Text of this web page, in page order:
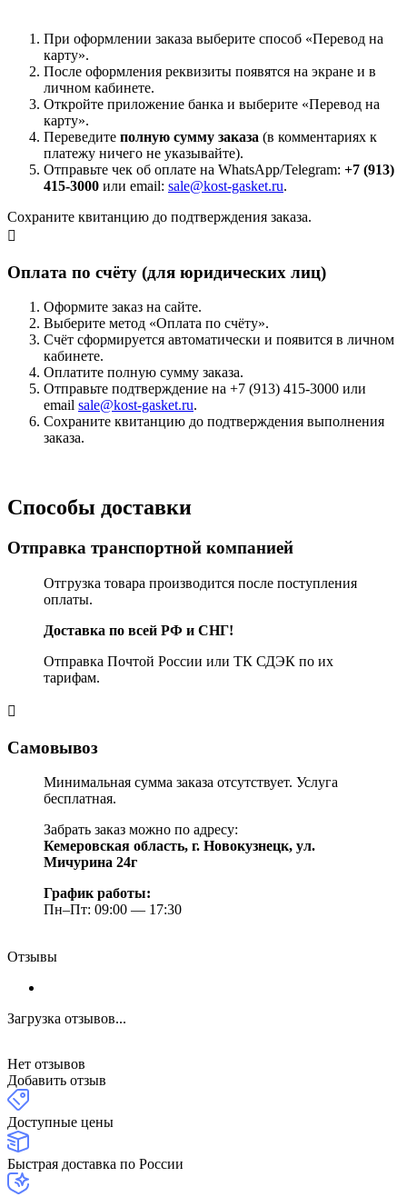
При оформлении заказа выберите способ «Перевод на
карту».
После оформления реквизиты появятся на экране и в
личном кабинете.
Откройте приложение банка и выберите «Перевод на
карту».
Переведите полную сумму заказа (в комментариях к
платежу ничего не указывайте).
Отправьте чек об оплате на WhatsApp/Telegram: +7 (913)
415-3000 или email: sale@kost-gasket.ru.
Сохраните квитанцию до подтверждения заказа.
Оплата по счёту (для юридических лиц)
Оформите заказ на сайте.
Выберите метод «Оплата по счёту».
Счёт сформируется автоматически и появится в личном
кабинете.
Оплатите полную сумму заказа.
Отправьте подтверждение на +7 (913) 415-3000 или
email sale@kost-gasket.ru.
Сохраните квитанцию до подтверждения выполнения
заказа.
Способы доставки
Отправка транспортной компанией
Отгрузка товара производится после поступления
оплаты.
Доставка по всей РФ и СНГ!
Отправка Почтой России или ТК СДЭК по их
тарифам.
Самовывоз
Минимальная сумма заказа отсутствует. Услуга
бесплатная.
Забрать заказ можно по адресу:
Кемеровская область, г. Новокузнецк, ул.
Мичурина 24г
График работы:
Пн–Пт: 09:00 — 17:30
Отзывы
Загрузка отзывов...
Нет отзывов
Добавить отзыв
Доступные цены
Быстрая доставка по России